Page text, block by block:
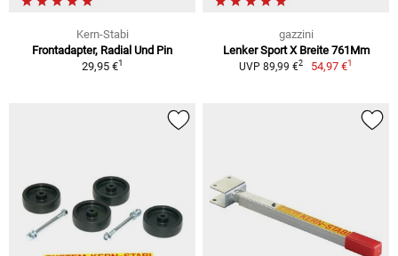
Kern-Stabi
Frontadapter, Radial Und Pin
29,95 €1
gazzini
Lenker Sport X Breite 761Mm
UVP 89,99 €2 54,97 €1